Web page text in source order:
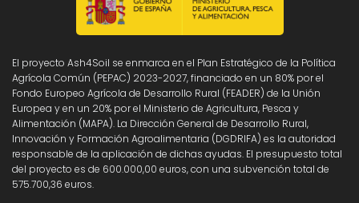
El proyecto Ash4Soil se enmarca en el Plan Estratégico de la Política
Agrícola Común (PEPAC) 2023-2027, financiado en un 80% por el
Fondo Europeo Agrícola de Desarrollo Rural (FEADER) de la Unión
Europea y en un 20% por el Ministerio de Agricultura, Pesca y
Alimentación (MAPA). La Dirección General de Desarrollo Rural,
Innovación y Formación Agroalimentaria (DGDRIFA) es la autoridad
responsable de la aplicación de dichas ayudas. El presupuesto total
del proyecto es de 600.000,00 euros, con una subvención total de
575.700,36 euros.